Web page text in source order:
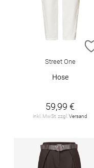
Street One
Hose
59,99 €
inkl. MwSt. zzgl. Versand